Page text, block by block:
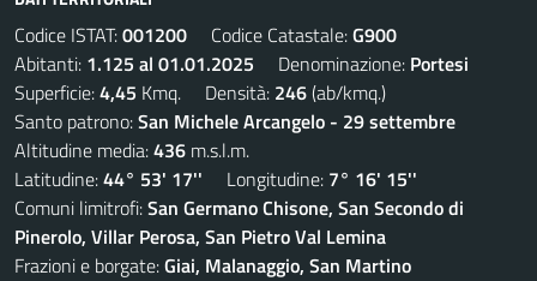
Codice ISTAT:001200 Codice Catastale:G900
Abitanti: 1.125 al 01.01.2025 Denominazione: Portesi
Superficie:4,45 Kmq. Densità: 246(ab/kmq.)
Santo patrono:San Michele Arcangelo - 29 settembre
Altitudine media:436 m.s.l.m.
Latitudine:44° 53' 17'' Longitudine: 7° 16' 15''
Comuni limitrofi:San Germano Chisone, San Secondo di
Pinerolo, Villar Perosa, San Pietro Val Lemina
Frazioni e borgate:Giai, Malanaggio, San Martino